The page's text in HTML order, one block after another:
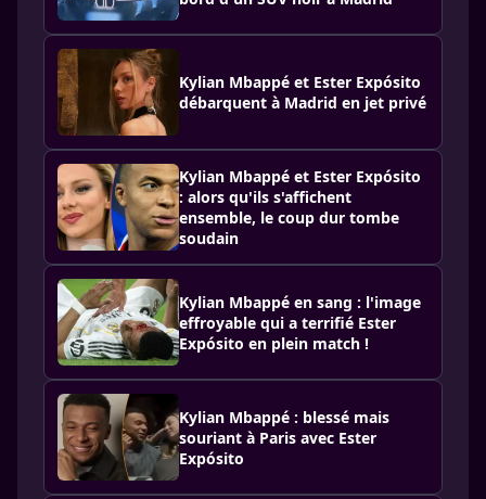
Kylian Mbappé et Ester Expósito
débarquent à Madrid en jet privé
Kylian Mbappé et Ester Expósito
: alors qu'ils s'affichent
ensemble, le coup dur tombe
soudain
Kylian Mbappé en sang : l'image
effroyable qui a terrifié Ester
Expósito en plein match !
Kylian Mbappé : blessé mais
souriant à Paris avec Ester
Expósito